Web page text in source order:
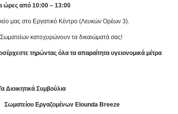
ώρες από 10:00 – 13:00
μας στο Εργατικό Κέντρο (Λευκών Ορέων 3).
Σωματείων κατοχυρώνουν τα δικαιώματά σας!
τηρώντας όλα τα απαραίτητα υγειονομικά μέτρα
Διοικητικά Συμβούλια
Εργαζομένων Elounda Breeze